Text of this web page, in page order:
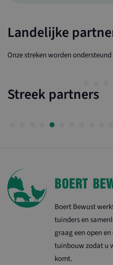
Landelijke
Onze streken worden
Streek partners
Boert Bewust
tuinders en
graag een open
tuinbouw zodat u
komt.